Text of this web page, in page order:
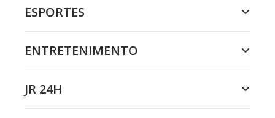
ESPORTES
ENTRETENIMENTO
JR 24H